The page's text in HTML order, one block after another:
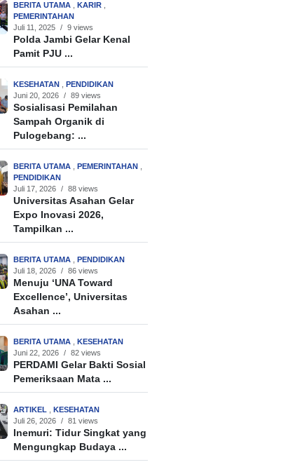
BERITA UTAMA , KARIR ,
PEMERINTAHAN
Juli 11, 2025
/ 9 views
Polda Jambi Gelar Kenal
Pamit PJU ...
KESEHATAN , PENDIDIKAN
Juni 20, 2026
/ 89 views
Sosialisasi Pemilahan
Sampah Organik di
Pulogebang: ...
BERITA UTAMA , PEMERINTAHAN ,
PENDIDIKAN
Juli 17, 2026
/ 88 views
Universitas Asahan Gelar
Expo Inovasi 2026,
Tampilkan ...
BERITA UTAMA , PENDIDIKAN
Juli 18, 2026
/ 86 views
Menuju ‘UNA Toward
Excellence’, Universitas
Asahan ...
BERITA UTAMA , KESEHATAN
Juni 22, 2026
/ 82 views
PERDAMI Gelar Bakti Sosial
Pemeriksaan Mata ...
ARTIKEL , KESEHATAN
Juli 26, 2026
/ 81 views
Inemuri: Tidur Singkat yang
Mengungkap Budaya ...